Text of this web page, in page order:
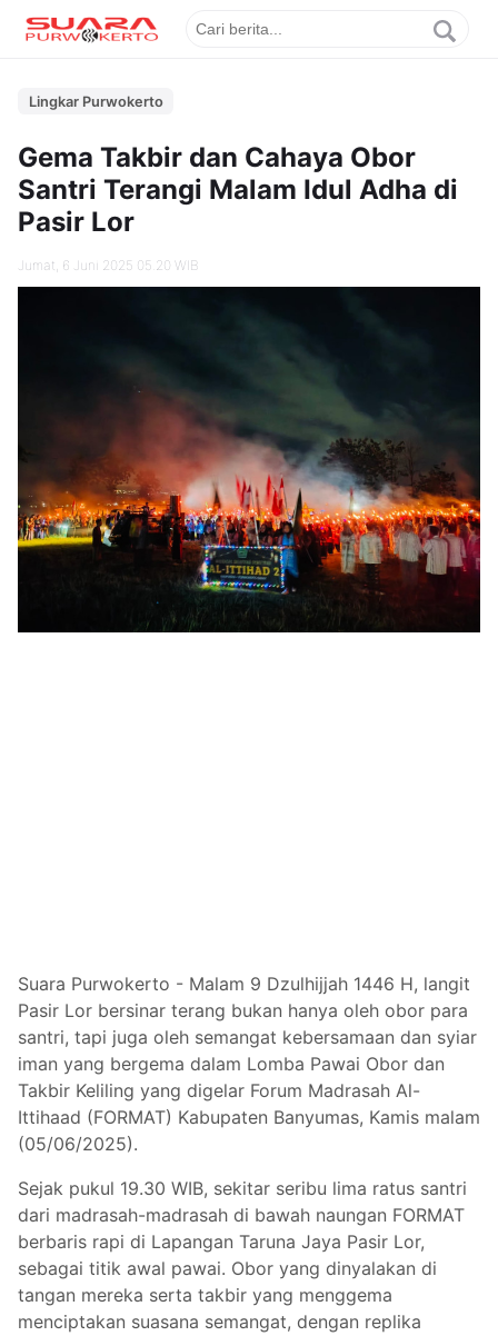
Lingkar Purwokerto
Gema Takbir dan Cahaya Obor
Santri Terangi Malam Idul Adha di
Pasir Lor
Jumat, 6 Juni 2025 05.20 WIB
Suara Purwokerto - Malam 9 Dzulhijjah 1446 H, langit
Pasir Lor bersinar terang bukan hanya oleh obor para
santri, tapi juga oleh semangat kebersamaan dan syiar
iman yang bergema dalam Lomba Pawai Obor dan
Takbir Keliling yang digelar Forum Madrasah Al-
Ittihaad (FORMAT) Kabupaten Banyumas, Kamis malam
(05/06/2025).
Sejak pukul 19.30 WIB, sekitar seribu lima ratus santri
dari madrasah-madrasah di bawah naungan FORMAT
berbaris rapi di Lapangan Taruna Jaya Pasir Lor,
sebagai titik awal pawai. Obor yang dinyalakan di
tangan mereka serta takbir yang menggema
menciptakan suasana semangat, dengan replika